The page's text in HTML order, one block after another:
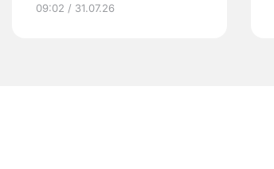
09:02 / 31.07.26